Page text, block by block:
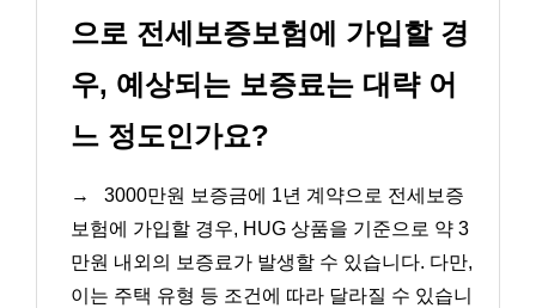
으로 전세보증보험에 가입할 경
우, 예상되는 보증료는 대략 어
느 정도인가요?
→
3000만원 보증금에 1년 계약으로 전세보증
보험에 가입할 경우, HUG 상품을 기준으로 약 3
만원 내외의 보증료가 발생할 수 있습니다. 다만,
이는 주택 유형 등 조건에 따라 달라질 수 있습니